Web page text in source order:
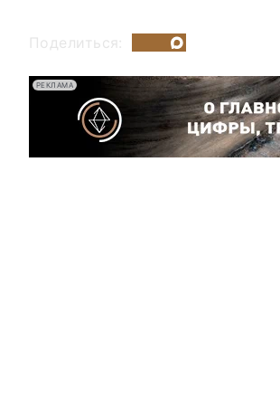
Поделиться:
РЕКЛАМА